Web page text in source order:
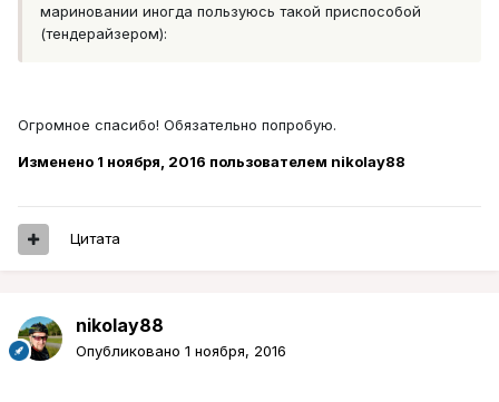
мариновании иногда пользуюсь такой приспособой
(тендерайзером):
Огромное спасибо! Обязательно попробую.
Изменено 1 ноября, 2016 пользователем nikolay88
Цитата
nikolay88
Опубликовано 1 ноября, 2016